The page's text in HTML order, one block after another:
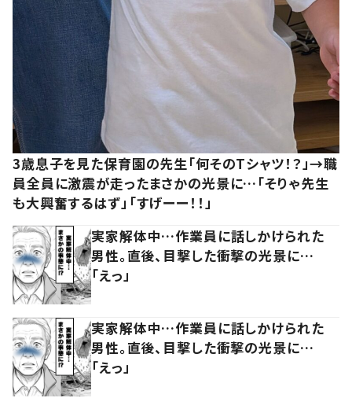
3歳息子を見た保育園の先生「何そのTシャツ！？」→職
員全員に激震が走ったまさかの光景に…「そりゃ先生
も大興奮するはず」「すげーー！！」
実家解体中…作業員に話しかけられた
男性。直後、目撃した衝撃の光景に…
「えっ」
実家解体中…作業員に話しかけられた
男性。直後、目撃した衝撃の光景に…
「えっ」